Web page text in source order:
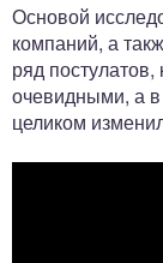
Основой
компаний, а
ряд
очевидными, а
целиком